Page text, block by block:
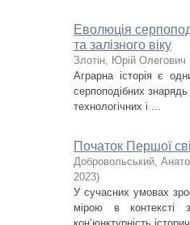
Еволюція
та залізного віку
Злотін, Юрій Олегович
Аграрна історія є
серпоподібних
технологічних і ...
Початок Першої
Добровольський,
2023)
У сучасних умовах
мірою в контексті